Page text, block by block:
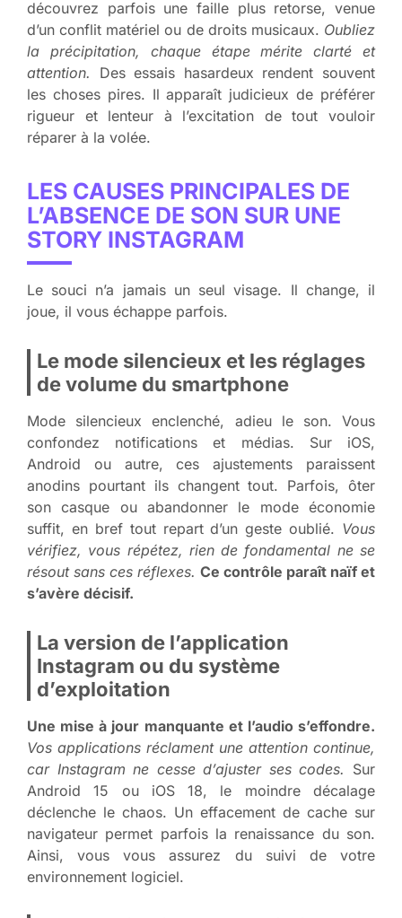
découvrez parfois une faille plus retorse, venue
d’un conflit matériel ou de droits musicaux. Oubliez
la précipitation, chaque étape mérite clarté et
attention. Des essais hasardeux rendent souvent
les choses pires. Il apparaît judicieux de préférer
rigueur et lenteur à l’excitation de tout vouloir
réparer à la volée.
LES CAUSES PRINCIPALES DE
L’ABSENCE DE SON SUR UNE
STORY INSTAGRAM
Le souci n’a jamais un seul visage. Il change, il
joue, il vous échappe parfois.
Le mode silencieux et les réglages
de volume du smartphone
Mode silencieux enclenché, adieu le son. Vous
confondez notifications et médias. Sur iOS,
Android ou autre, ces ajustements paraissent
anodins pourtant ils changent tout. Parfois, ôter
son casque ou abandonner le mode économie
suffit, en bref tout repart d’un geste oublié. Vous
vérifiez, vous répétez, rien de fondamental ne se
résout sans ces réflexes. Ce contrôle paraît naïf et
s’avère décisif.
La version de l’application
Instagram ou du système
d’exploitation
Une mise à jour manquante et l’audio s’effondre.
Vos applications réclament une attention continue,
car Instagram ne cesse d’ajuster ses codes. Sur
Android 15 ou iOS 18, le moindre décalage
déclenche le chaos. Un effacement de cache sur
navigateur permet parfois la renaissance du son.
Ainsi, vous vous assurez du suivi de votre
environnement logiciel.